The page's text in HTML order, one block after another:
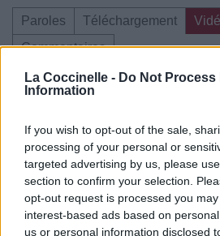
La Coccinelle - Do Not Process
Information
If you wish to opt-out of the sale,
processing of your personal or
targeted advertising by us, please
section to confirm your selection.
opt-out request is processed you
interest-based ads based on
us or personal information disclosed
Paroles Téléchargement
Commentaires
Voir la vidéo de «La
Concert/Live